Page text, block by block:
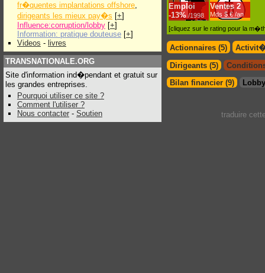
fr�quentes implantations offshore,
dirigeants les mieux pay�s [+]
Influence:corruption/lobby [+]
Information: pratique douteuse [+]
Videos - livres
TRANSNATIONALE.ORG
Site d'information ind�pendant et gratuit sur
les grandes entreprises.
Pourquoi utiliser ce site ?
Comment l'utiliser ?
Nous contacter - Soutien
Emploi
-13% /1998
Ventes 2
Mds $.€ /an
[cliquez sur le rating pour la
Actionnaires (5)
Dirigeants (5)
Bilan financier (9)
traduire